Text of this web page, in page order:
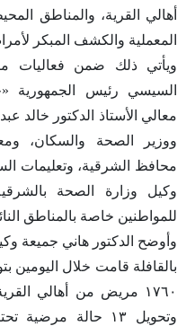
أهالي القرية، والمناطق
المعملية والكشف المبكر
ويأتي ذلك ضمن فعاليات
السيسي رئيس الجمهورية
معالي الأستاذ الدكتور خالد
ووزير الصحة والسكان،
محافظ الشرقية، وتعليمات
وكيل وزارة الصحة
للمواطنين خاصة بالمناطق
وأوضح الدكتور هاني جميعة
بالقافلة قامت خلال اليومين
١٧٦٠ مريض من أهالي
وتحويل ١٣ حالة